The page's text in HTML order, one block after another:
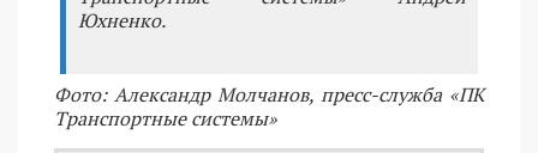
Юхненко.
Фото: Александр Молчанов, пресс-служба «ПК
Транспортные системы»